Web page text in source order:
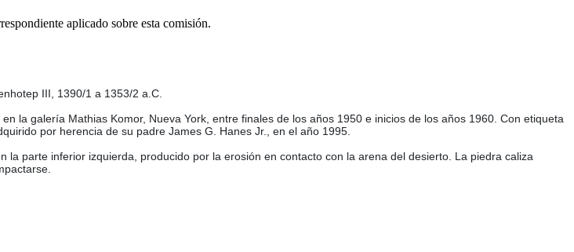
aplicado sobre esta comisión.
III, 1390/1 a 1353/2 a.C.
la galería Mathias Komor, Nueva York, entre finales de los años 1950 e inicios de los años 1960. Con etiqueta
por herencia de su padre James G. Hanes Jr., en el año 1995.
parte inferior izquierda, producido por la erosión en contacto con la arena del desierto. La piedra caliza